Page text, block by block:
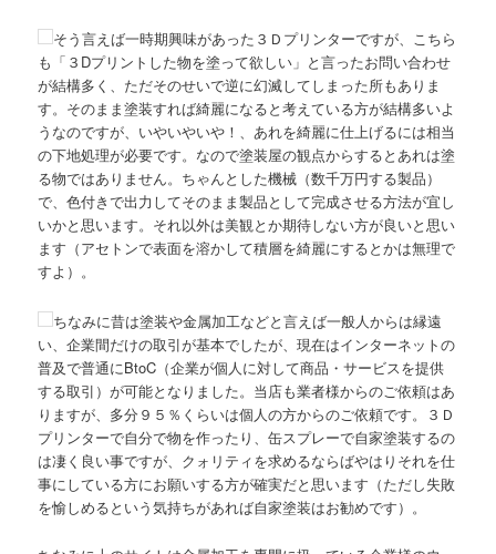
そう言えば一時期興味があった３Ｄプリンターですが、こちら
も「３Dプリントした物を塗って欲しい」と言ったお問い合わせ
が結構多く、ただそのせいで逆に幻滅してしまった所もありま
す。そのまま塗装すれば綺麗になると考えている方が結構多いよ
うなのですが、いやいやいや！、あれを綺麗に仕上げるには相当
の下地処理が必要です。なので塗装屋の観点からするとあれは塗
る物ではありません。ちゃんとした機械（数千万円する製品）
で、色付きで出力してそのまま製品として完成させる方法が宜し
いかと思います。それ以外は美観とか期待しない方が良いと思い
ます（アセトンで表面を溶かして積層を綺麗にするとかは無理で
すよ）。
ちなみに昔は塗装や金属加工などと言えば一般人からは縁遠
い、企業間だけの取引が基本でしたが、現在はインターネットの
普及で普通にBtoC（企業が個人に対して商品・サービスを提供
する取引）が可能となりました。当店も業者様からのご依頼はあ
りますが、多分９５％くらいは個人の方からのご依頼です。３Ｄ
プリンターで自分で物を作ったり、缶スプレーで自家塗装するの
は凄く良い事ですが、クォリティを求めるならばやはりそれを仕
事にしている方にお願いする方が確実だと思います（ただし失敗
を愉しめるという気持ちがあれば自家塗装はお勧めです）。